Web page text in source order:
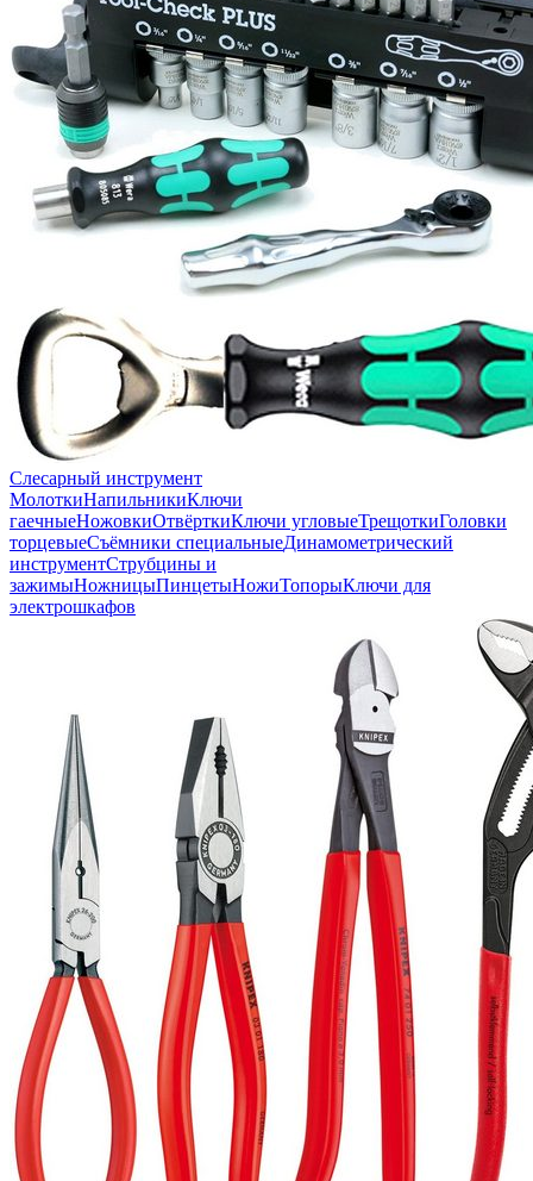
Слесарный инструмент
МолоткиНапильникиКлючи
гаечныеНожовкиОтвёрткиКлючи угловыеТрещоткиГоловки
торцевыеСъёмники специальныеДинамометрический
инструментСтрубцины и
зажимыНожницыПинцетыНожиТопорыКлючи для
электрошкафов